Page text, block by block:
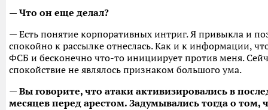
— Что он еще делал?
— Есть понятие корпоративных интриг. Я привыкла и
спокойно к рассылке отнеслась. Как и к информации,
ФСБ и бесконечно что-то инициирует против меня.
спокойствие не являлось признаком большого ума.
— Вы говорите, что атаки активизировались в
месяцев перед арестом. Задумывались тогда о том,